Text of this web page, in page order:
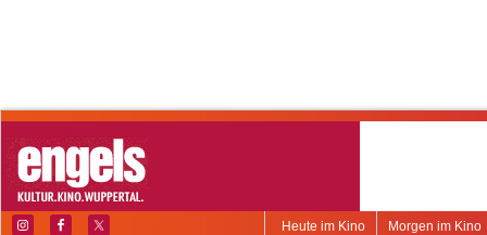
Morgen im Kino
Heute im Kino